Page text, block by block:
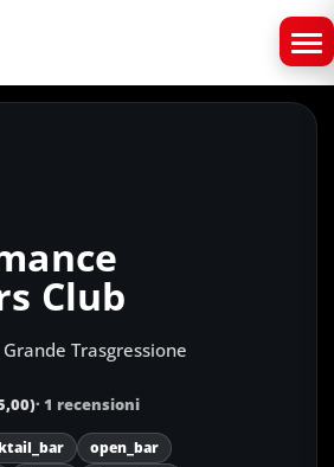
Club
Trasgressione
· 1 recensioni
open_bar